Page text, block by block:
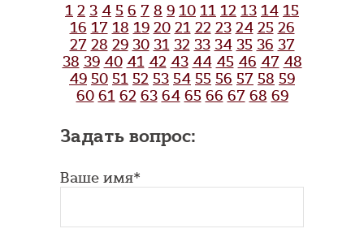
1 2 3 4 5 6 7 8 9 10 11 12 13 14 15
16 17 18 19 20 21 22 23 24 25 26
27 28 29 30 31 32 33 34 35 36 37
38 39 40 41 42 43 44 45 46 47 48
49 50 51 52 53 54 55 56 57 58 59
60 61 62 63 64 65 66 67 68 69
Задать вопрос:
Ваше имя*